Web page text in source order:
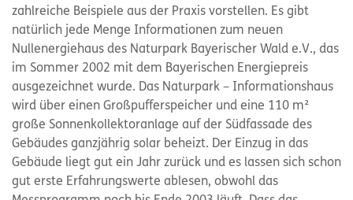
zahlreiche Beispiele aus der Praxis vorstellen. Es gibt
natürlich jede Menge Informationen zum neuen
Nullenergiehaus des Naturpark Bayerischer Wald e.V., das
im Sommer 2002 mit dem Bayerischen Energiepreis
ausgezeichnet wurde. Das Naturpark – Informationshaus
wird über einen Großpufferspeicher und eine 110 m²
große Sonnenkollektoranlage auf der Südfassade des
Gebäudes ganzjährig solar beheizt. Der Einzug in das
Gebäude liegt gut ein Jahr zurück und es lassen sich schon
gut erste Erfahrungswerte ablesen, obwohl das